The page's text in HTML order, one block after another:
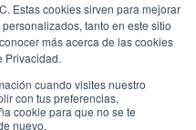
Estas cookies sirven para mejorar
tanto en este sitio
más acerca de las cookies
Privacidad.
cuando visites nuestro
con tus preferencias,
cookie para que no se te
nuevo.